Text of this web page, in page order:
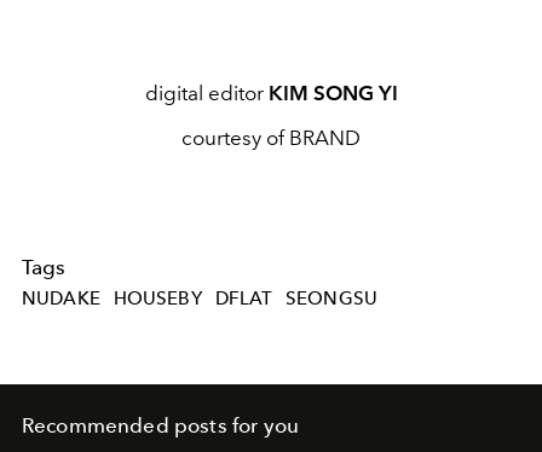
digital editor KIM SONG YI
courtesy of BRAND
Tags
NUDAKE HOUSEBY DFLAT SEONGSU
Recommended posts for you